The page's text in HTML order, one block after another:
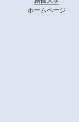
ホームページ